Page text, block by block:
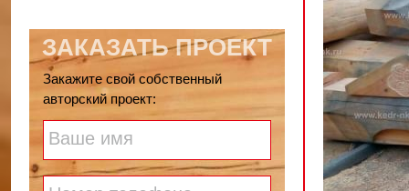
ЗАКАЗАТЬ ПРОЕКТ
Закажите свой собственный
авторский проект:
Ваше имя